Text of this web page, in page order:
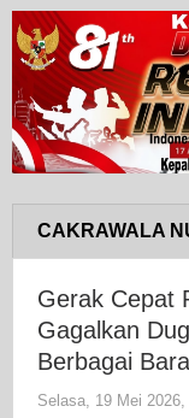
CAKRAWALA
Gerak Cepat
Gagalkan
Berbagai
Selasa, 19 Mei